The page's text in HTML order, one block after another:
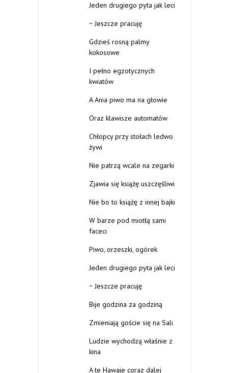
Jeden drugiego pyta jak leci
~ Jeszcze pracuję
Gdzieś rosną palmy
kokosowe
I pełno egzotycznych
kwiatów
A Ania piwo ma na głowie
Oraz klawisze automatów
Chłopcy przy stołach ledwo
żywi
Nie patrzą wcale na zegarki
Zjawia się książę uszczęśliwi
Nie bo to książę z innej bajki
W barze pod miotłą sami
faceci
Piwo, orzeszki, ogórek
Jeden drugiego pyta jak leci
~ Jeszcze pracuję
Bije godzina za godziną
Zmieniają goście się na Sali
Ludzie wychodzą właśnie z
kina
A te Hawaje coraz dalej